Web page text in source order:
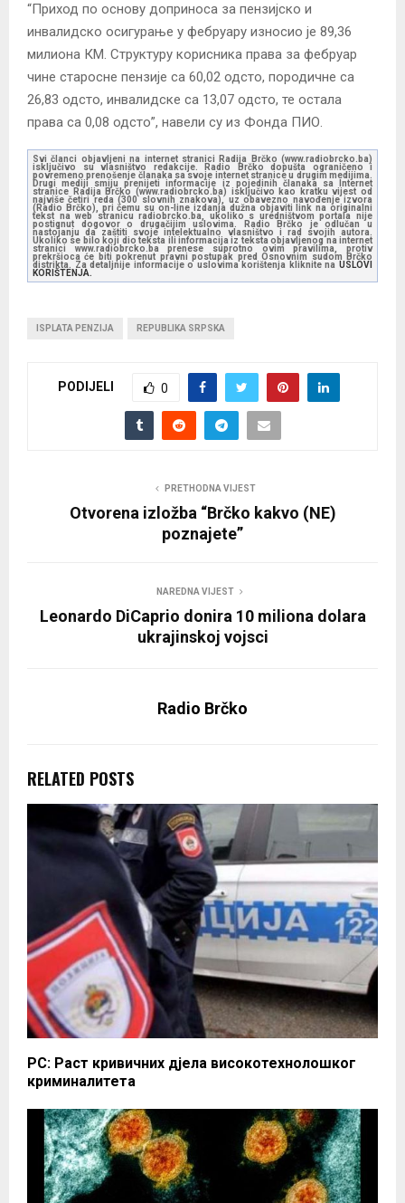
“Приход по основу доприноса за пензијско и
инвалидско осигурање у фебруару износио је 89,36
милиона КМ. Структуру корисника права за фебруар
чине старосне пензије са 60,02 одсто, породичне са
26,83 одсто, инвалидске са 13,07 одсто, те остала
права са 0,08 одсто”, навели су из Фонда ПИО.
Svi članci objavljeni na internet stranici Radija Brčko (www.radiobrcko.ba)
isključivo su vlasništvo redakcije. Radio Brčko dopušta ograničeno i
povremeno prenošenje članaka sa svoje internet stranice u drugim medijima.
Drugi mediji smiju prenijeti informacije iz pojedinih članaka sa Internet
stranice Radija Brčko (www.radiobrcko.ba) isključivo kao kratku vijest od
najviše četiri reda (300 slovnih znakova), uz obavezno navođenje izvora
(Radio Brčko), pri čemu su on-line izdanja dužna objaviti link na originalni
tekst na web stranicu radiobrcko.ba, ukoliko s uredništvom portala nije
postignut dogovor o drugačijim uslovima. Radio Brčko je odlučan u
nastojanju da zaštiti svoje intelektualno vlasništvo i rad svojih autora.
Ukoliko se bilo koji dio teksta ili informacija iz teksta objavljenog na internet
stranici www.radiobrcko.ba prenese suprotno ovim pravilima, protiv
prekršioca će biti pokrenut pravni postupak pred Osnovnim sudom Brčko
distrikta. Za detaljnije informacije o uslovima korištenja kliknite na USLOVI
KORIŠTENJA.
ISPLATA PENZIJA REPUBLIKA SRPSKA
PODIJELI 0
PRETHODNA VIJEST
Otvorena izložba “Brčko kakvo (NE)
poznajete”
NAREDNA VIJEST
Leonardo DiCaprio donira 10 miliona dolara
ukrajinskoj vojsci
Radio Brčko
RELATED POSTS
РС: Раст кривичних дјела високотехнолошког
криминалитета